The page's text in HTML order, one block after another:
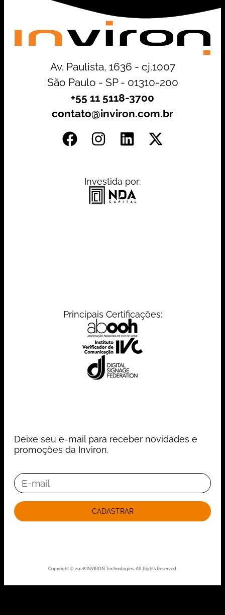
Av. Paulista, 1636 - cj.1007
São Paulo - SP - 01310-200
+55 11 5118-3700
contato@inviron.com.br
Investida por:
Principais Certificações:
Deixe seu e-mail para receber novidades e
promoções da Inviron.
CADASTRAR
Copyright © 2026 INVIRON Technologies. All Rights Reserved.